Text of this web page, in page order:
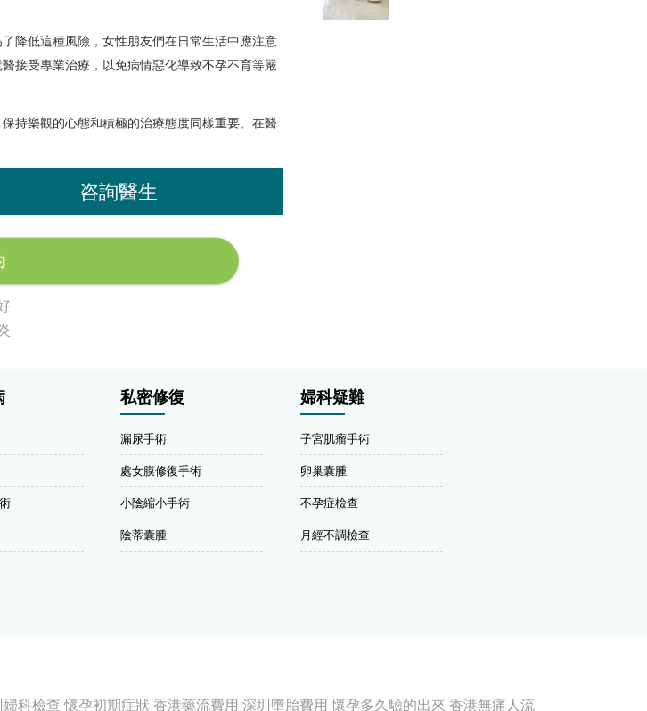
降低這種風險，女性朋友們在日常生活中應注意
接受專業治療，以免病情惡化導致不孕不育等嚴
持樂觀的心態和積極的治療態度同樣重要。在醫
咨詢醫生
私密修復
漏尿手術
處女膜修復手術
小陰縮小手術
陰蒂囊腫
婦科疑難
子宮肌瘤手術
卵巢囊腫
不孕症檢查
月經不調檢查
科檢查 懷孕初期症狀 香港藥流費用 深圳墮胎費用 懷孕多久驗的出來 香港無痛人流